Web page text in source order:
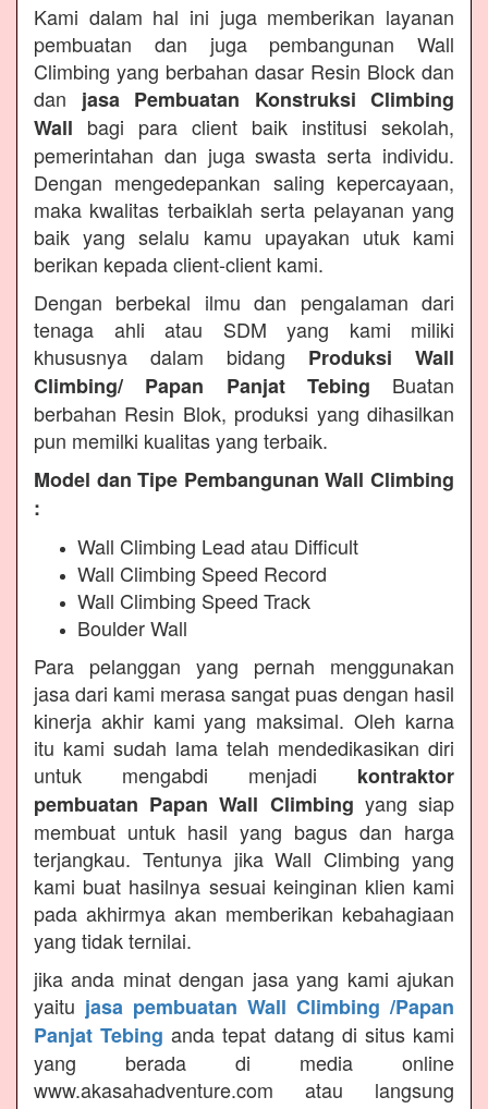
Kami dalam hal ini juga memberikan layanan
pembuatan dan juga pembangunan Wall
Climbing yang berbahan dasar Resin Block dan
dan jasa Pembuatan Konstruksi Climbing
Wall bagi para client baik institusi sekolah,
pemerintahan dan juga swasta serta individu.
Dengan mengedepankan saling kepercayaan,
maka kwalitas terbaiklah serta pelayanan yang
baik yang selalu kamu upayakan utuk kami
berikan kepada client-client kami.
Dengan berbekal ilmu dan pengalaman dari
tenaga ahli atau SDM yang kami miliki
khususnya dalam bidang Produksi Wall
Climbing/ Papan Panjat Tebing Buatan
berbahan Resin Blok, produksi yang dihasilkan
pun memilki kualitas yang terbaik.
Model dan Tipe Pembangunan Wall Climbing
:
Wall Climbing Lead atau Difficult
Wall Climbing Speed Record
Wall Climbing Speed Track
Boulder Wall
Para pelanggan yang pernah menggunakan
jasa dari kami merasa sangat puas dengan hasil
kinerja akhir kami yang maksimal. Oleh karna
itu kami sudah lama telah mendedikasikan diri
untuk mengabdi menjadi kontraktor
pembuatan Papan Wall Climbing yang siap
membuat untuk hasil yang bagus dan harga
terjangkau. Tentunya jika Wall Climbing yang
kami buat hasilnya sesuai keinginan klien kami
pada akhirmya akan memberikan kebahagiaan
yang tidak ternilai.
jika anda minat dengan jasa yang kami ajukan
yaitu jasa pembuatan Wall Climbing /Papan
Panjat Tebing anda tepat datang di situs kami
yang berada di media online
www.akasahadventure.com atau langsung